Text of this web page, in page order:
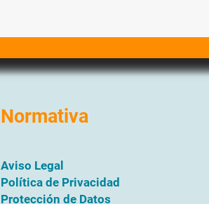
Normativa
Aviso Legal
Política de Privacidad
Protección de Datos